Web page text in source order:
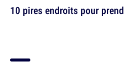
10 pires endroits pour